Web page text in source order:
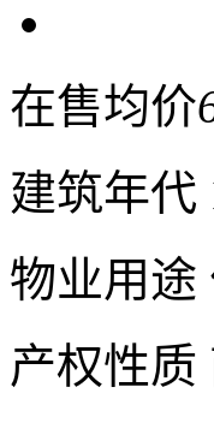
在售均价
建筑年代
物业用途
产权性质